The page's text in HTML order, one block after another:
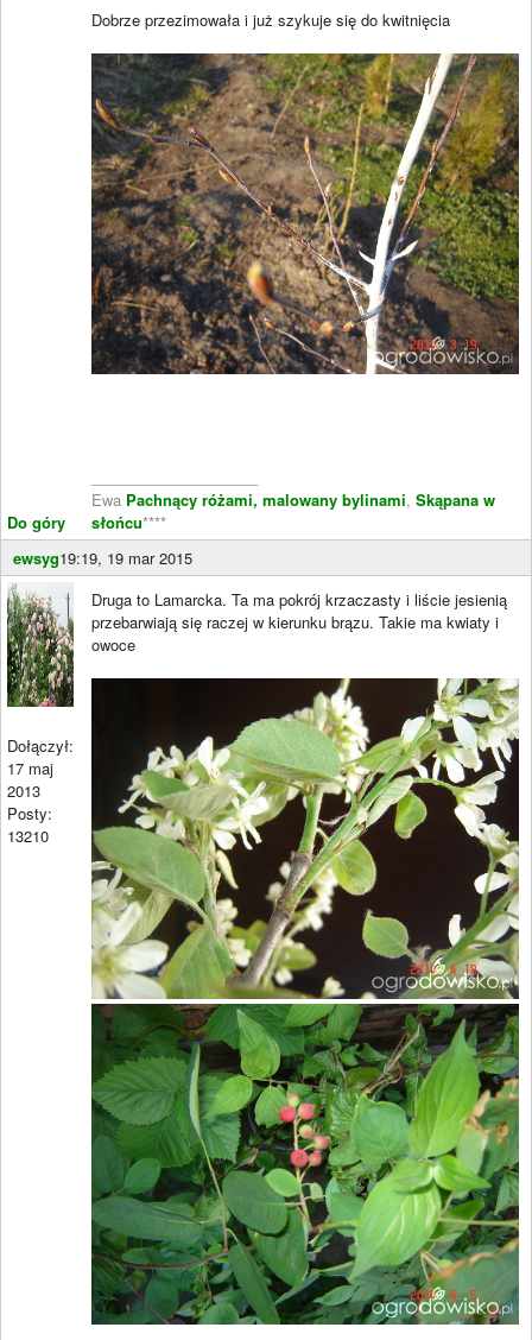
Do góry
Dobrze przezimowała i już szykuje się do kwitnięcia
Ewa Pachnący różami, malowany bylinami, Skąpana w
słońcu****
ewsyg19:19, 19 mar 2015
Dołączył:
17 maj
2013
Posty:
13210
Druga to Lamarcka. Ta ma pokrój krzaczasty i liście jesienią
przebarwiają się raczej w kierunku brązu. Takie ma kwiaty i
owoce